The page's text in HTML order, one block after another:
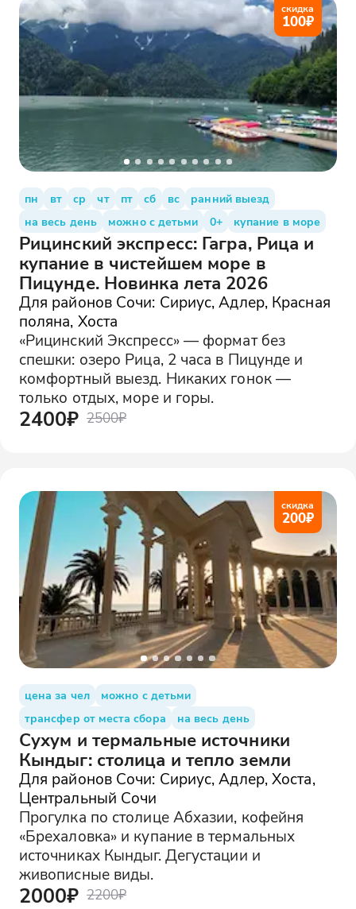
скидка
100₽
пн вт ср чт пт сб вс
ранний выезд
на весь день
можно с детьми 0+ купание в море
Рицинский экспресс: Гагра, Рица и
купание в чистейшем море в
Пицунде. Новинка лета 2026
Для районов Сочи: Сириус, Адлер, Красная
поляна, Хоста
«Рицинский Экспресс» — формат без
спешки: озеро Рица, 2 часа в Пицунде и
комфортный выезд. Никаких гонок —
только отдых, море и горы.
2400₽ 2500₽
скидка
200₽
цена за чел
можно с детьми
трансфер от места сбора
на весь день
Сухум и термальные источники
Кындыг: столица и тепло земли
Для районов Сочи: Сириус, Адлер, Хоста,
Центральный Сочи
Прогулка по столице Абхазии, кофейня
«Брехаловка» и купание в термальных
источниках Кындыг. Дегустации и
живописные виды.
2000₽ 2200₽